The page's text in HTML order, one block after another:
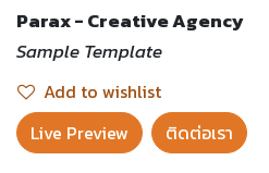
Parax - Creative Agency
Sample Template
Add to wishlist
Live Preview​
ติดต่อเรา